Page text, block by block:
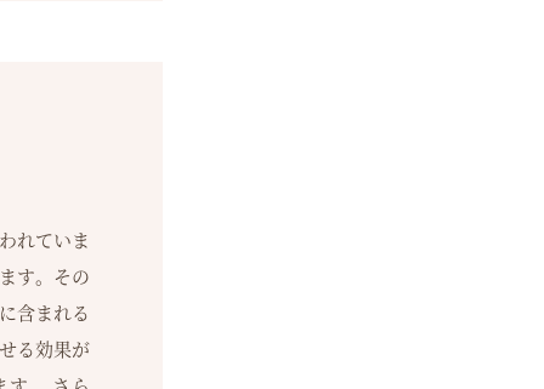
れていま
す。その
含まれる
る効果が